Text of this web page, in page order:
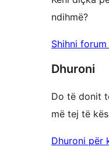
ndihmë?
Shihni
Dhuroni
Do të donit
më tej të
Dhuroni për